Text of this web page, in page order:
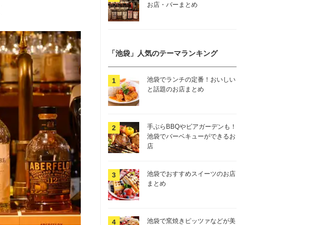
お店・バーまとめ
「池袋」人気のテーマランキング
池袋でランチの定番！おいしい
と話題のお店まとめ
手ぶらBBQやビアガーデンも！
池袋でバーベキューができるお
店
池袋でおすすめスイーツのお店
まとめ
池袋で窯焼きピッツァなどが美